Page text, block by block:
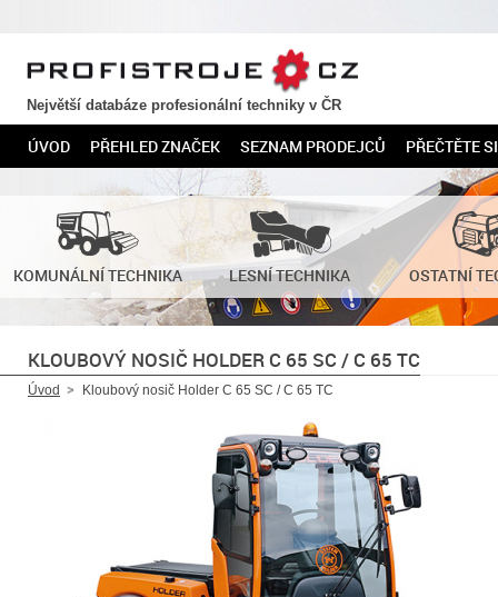
PROFISTROJE.CZ
Největší databáze profesionální techniky v ČR
ÚVOD PŘEHLED ZNAČEK SEZNAM PRODEJCŮ PŘEČTĚTE SI
KOMUNÁLNÍ TECHNIKA LESNÍ TECHNIKA OSTATNÍ
KLOUBOVÝ NOSIČ HOLDER C 65 SC / C 65 TC
Úvod Kloubový nosič Holder C 65 SC / C 65 TC